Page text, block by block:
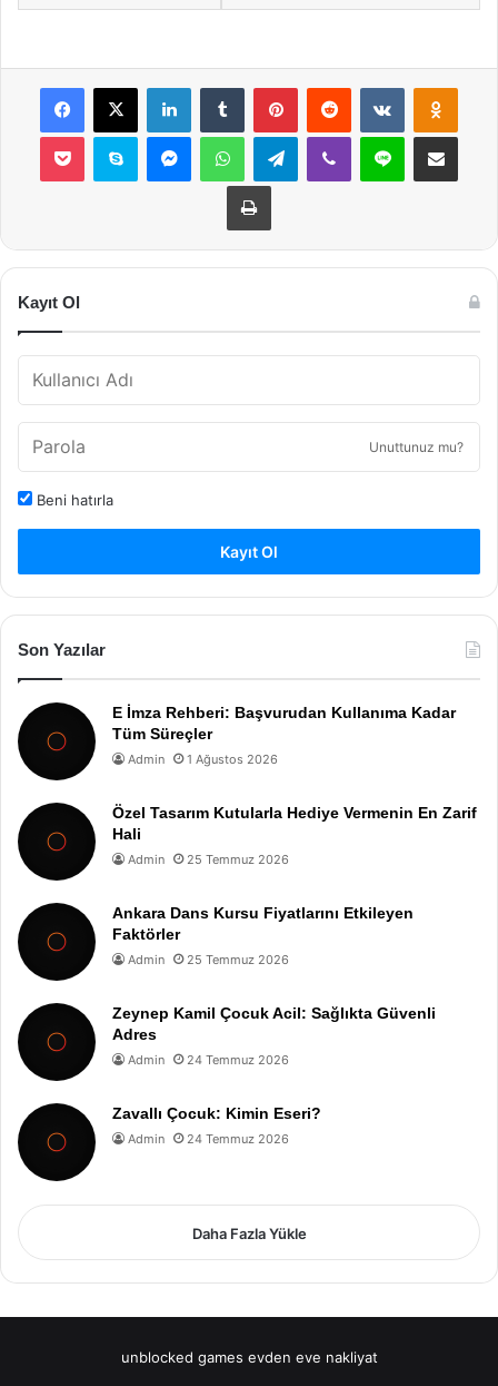
Facebook
X LinkedInTumblr PinterestReddit VKontakte
Pocket Skype MessengerWhatsAppTelegramViber Line E-Posta ile
Yazdır
Kayıt Ol
Unuttunuz mu?
Beni hatırla
Kayıt Ol
Son Yazılar
E İmza Rehberi: Başvurudan Kullanıma Kadar
Tüm Süreçler
Admin 1 Ağustos 2026
Özel Tasarım Kutularla Hediye Vermenin En Zarif
Hali
Admin 25 Temmuz 2026
Ankara Dans Kursu Fiyatlarını Etkileyen
Faktörler
Admin 25 Temmuz 2026
Zeynep Kamil Çocuk Acil: Sağlıkta Güvenli
Adres
Admin 24 Temmuz 2026
Zavallı Çocuk: Kimin Eseri?
Admin 24 Temmuz 2026
Daha Fazla Yükle
unblocked games evden eve nakliyat